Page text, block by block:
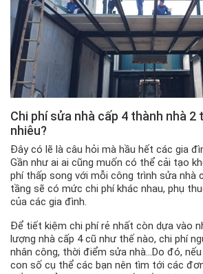
Chi phí sửa nhà cấp 4 thành nhà 2
nhiêu?
Đây có lẽ là câu hỏi mà hầu hết các gia
Gần như ai ai cũng muốn có thể cải tạo
phí thấp song với mỗi công trình sửa nhà
tầng sẽ có mức chi phí khác nhau, phụ
của các gia đình.
Để tiết kiệm chi phí rẻ nhất còn dựa vào
lượng nhà cấp 4 cũ như thế nào, chi phí
nhân công, thời điểm sửa nhà…Do đó,
con số cụ thể các bạn nên tìm tới các